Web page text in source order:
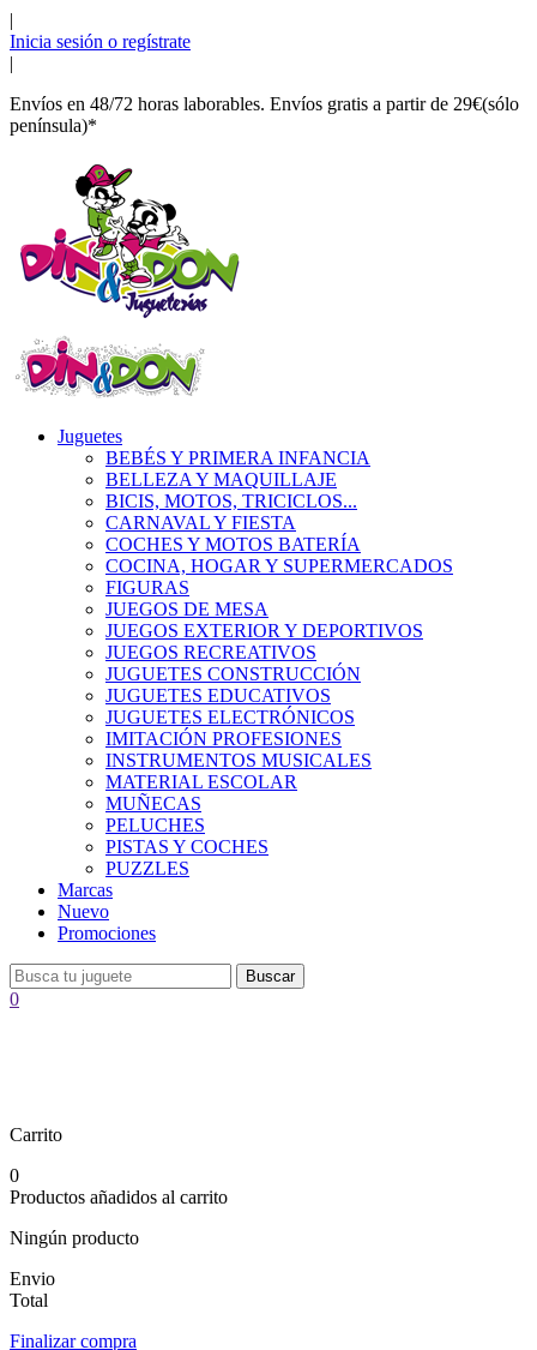
|
Inicia sesión o regístrate
|
Envíos en 48/72 horas laborables. Envíos gratis a partir de 29€(sólo
península)*
Juguetes
BEBÉS Y PRIMERA INFANCIA
BELLEZA Y MAQUILLAJE
BICIS, MOTOS, TRICICLOS...
CARNAVAL Y FIESTA
COCHES Y MOTOS BATERÍA
COCINA, HOGAR Y SUPERMERCADOS
FIGURAS
JUEGOS DE MESA
JUEGOS EXTERIOR Y DEPORTIVOS
JUEGOS RECREATIVOS
JUGUETES CONSTRUCCIÓN
JUGUETES EDUCATIVOS
JUGUETES ELECTRÓNICOS
IMITACIÓN PROFESIONES
INSTRUMENTOS MUSICALES
MATERIAL ESCOLAR
MUÑECAS
PELUCHES
PISTAS Y COCHES
PUZZLES
Marcas
Nuevo
Promociones
Buscar
0
Carrito
0
Productos añadidos al carrito
Ningún producto
Envio
Total
Finalizar compra